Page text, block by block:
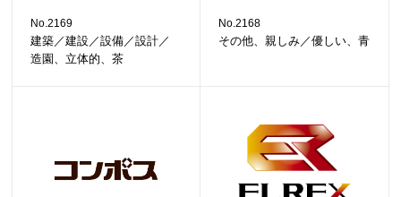
No.2169
建築／建設／設備／設計／
造園、立体的、茶
No.2168
その他、親しみ／優しい、青